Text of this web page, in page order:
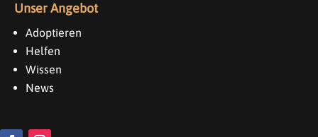
Unser Angebot
Adoptieren
Helfen
Wissen
News